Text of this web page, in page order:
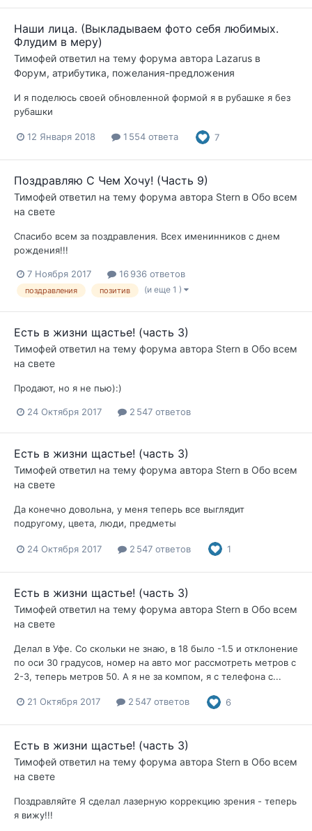
Наши лица. (Выкладываем фото себя любимых.
Флудим в меру)
Тимофей ответил на тему форума автора Lazarus в
Форум, атрибутика, пожелания-предложения
И я поделюсь своей обновленной формой я в рубашке я без
рубашки
12 Января 2018 1 554 ответа 7
Поздравляю С Чем Хочу! (Часть 9)
Тимофей ответил на тему форума автора Stern в Обо всем
на свете
Спасибо всем за поздравления. Всех именинников с днем
рождения!!!
7 Ноября 2017 16 936 ответов
поздравления позитив (и еще 1 )
Есть в жизни щастье! (часть 3)
Тимофей ответил на тему форума автора Stern в Обо всем
на свете
Продают, но я не пью):)
24 Октября 2017 2 547 ответов
Есть в жизни щастье! (часть 3)
Тимофей ответил на тему форума автора Stern в Обо всем
на свете
Да конечно довольна, у меня теперь все выглядит
подругому, цвета, люди, предметы
24 Октября 2017 2 547 ответов 1
Есть в жизни щастье! (часть 3)
Тимофей ответил на тему форума автора Stern в Обо всем
на свете
Делал в Уфе. Со скольки не знаю, в 18 было -1.5 и отклонение
по оси 30 градусов, номер на авто мог рассмотреть метров с
2-3, теперь метров 50. А я не за компом, я с телефона с...
21 Октября 2017 2 547 ответов 6
Есть в жизни щастье! (часть 3)
Тимофей ответил на тему форума автора Stern в Обо всем
на свете
Поздравляйте Я сделал лазерную коррекцию зрения - теперь
я вижу!!!